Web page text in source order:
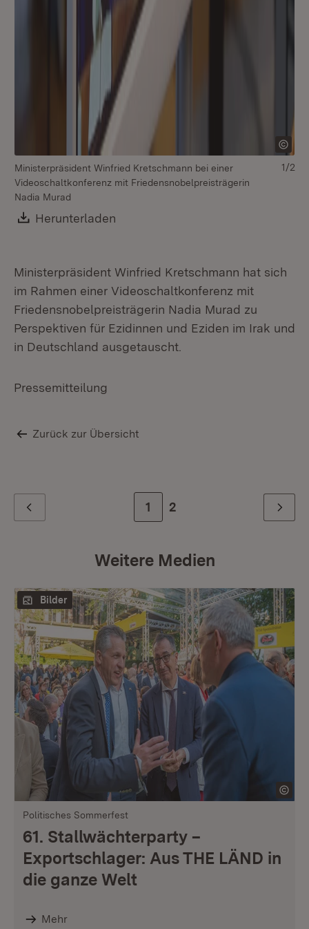
Ministerpräsident Winfried Kretschmann bei einer
Videoschaltkonferenz mit Friedensnobelpreisträgerin
Nadia Murad
Download:
Herunterladen
1/2
Ministerpräsident Winfried Kretschmann hat sich
im Rahmen einer Videoschaltkonferenz mit
Friedensnobelpreisträgerin Nadia Murad zu
Perspektiven für Ezidinnen und Eziden im Irak und
in Deutschland ausgetauscht.
Pressemitteilung
Zurück zur Übersicht
Zur Seite
1 Zur letzten Seite
2 Weiter
Weitere Medien
Bilder
Politisches Sommerfest
61. Stallwächterparty –
Exportschlager: Aus THE LÄND in
die ganze Welt
Mehr